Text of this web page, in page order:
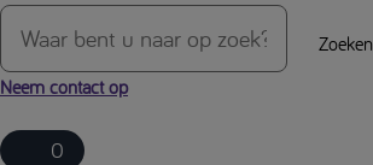
Zoeken
Neem contact op
0